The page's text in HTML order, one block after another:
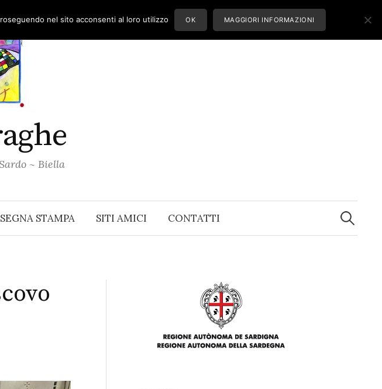
~ Biella
STAMPA SITI AMICI CONTATTI
Ricerca
per:
nel sito acconsenti al loro utilizzo OK MAGGIORI INFORMAZIONI